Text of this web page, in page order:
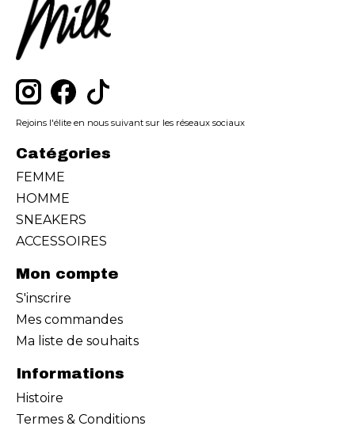
Rejoins l'élite en nous suivant sur les réseaux sociaux
Catégories
FEMME
HOMME
SNEAKERS
ACCESSOIRES
Mon compte
S'inscrire
Mes commandes
Ma liste de souhaits
Informations
Histoire
Termes & Conditions